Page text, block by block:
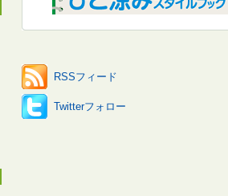
RSSフィード
Twitterフォロー